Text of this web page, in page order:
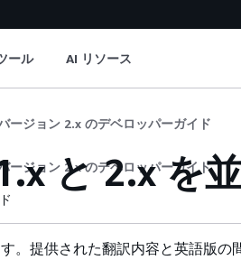
ール AI リソース
ージョン 2.x のデベロッパーガイド
ージョン 2.x のデベロッパーガイド
と 2.x を
。提供された翻訳内容と英語版の